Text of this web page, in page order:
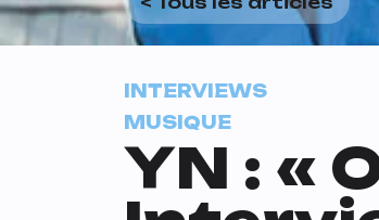
INTERVIEWS
MUSIQUE
YN : «